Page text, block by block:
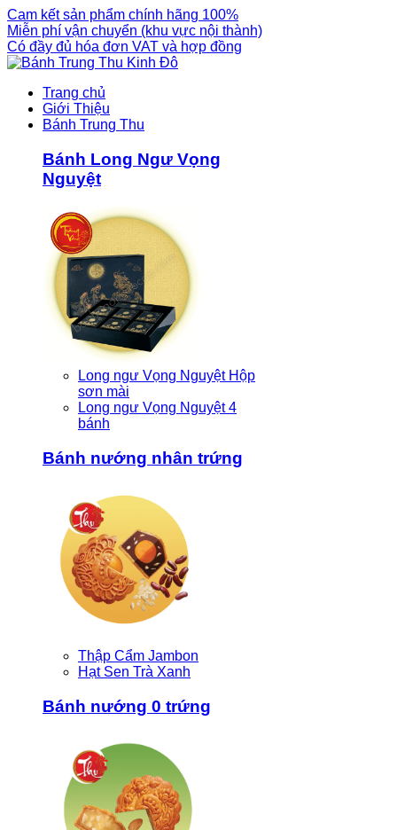
Cam kết sản phẩm chính hãng 100%
Miễn phí vận chuyển (khu vực nội thành)
Có đầy đủ hóa đơn VAT và hợp đồng
Trang chủ
Giới Thiệu
Bánh Trung Thu
Bánh Long Ngư Vọng
Nguyệt
Long ngư Vọng Nguyệt Hộp
sơn mài
Long ngư Vọng Nguyệt 4
bánh
Bánh nướng nhân trứng
Thập Cẩm Jambon
Hạt Sen Trà Xanh
Bánh nướng 0 trứng